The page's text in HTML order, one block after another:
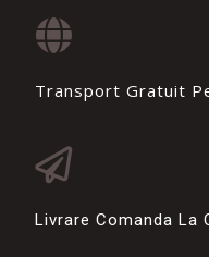
Transport Gratuit
Livrare Comanda La